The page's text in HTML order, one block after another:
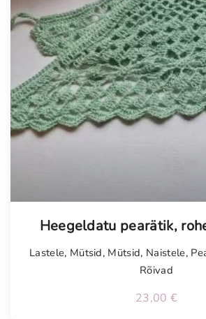
Heegeldatu pearätik,
Lastele, Mütsid, Mütsid, Naistele,
Rõivad
23,00 €